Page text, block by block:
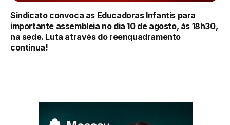
Sindicato convoca as Educadoras Infantis para
importante assembleia no dia 10 de agosto, às 18h30,
na sede. Luta através do reenquadramento
continua!